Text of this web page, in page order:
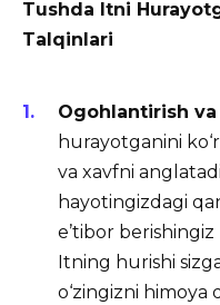
Tushda Itni
Talqinlari
Ogohlantirish va
hurayotganini
va xavfni
hayotingizdagi
e’tibor
Itning hurishi
o‘zingizni himoya